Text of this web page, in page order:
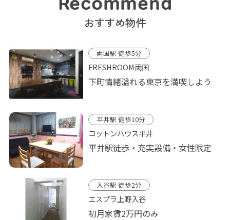
おすすめ物件
両国駅 徒歩5分
FRESHROOM両国
下町情緒溢れる東京を満喫しよう
平井駅 徒歩10分
コットンハウス平井
平井駅徒歩・充実設備・女性限定
入谷駅 徒歩2分
エスプラ上野入谷
初月家賃2万円のみ